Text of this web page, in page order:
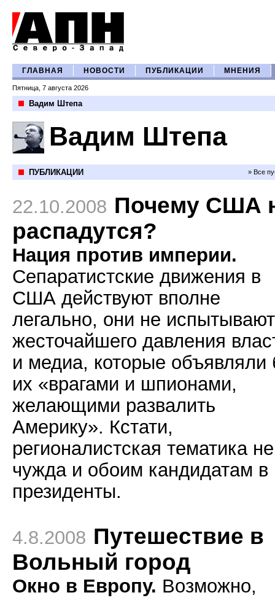
ГЛАВНАЯ НОВОСТИ ПУБЛИКАЦИИ МНЕНИЯ
Пятница, 7 августа 2026
Вадим Штепа
Вадим Штепа
ПУБЛИКАЦИИ » Все
22.10.2008 Почему США
распадутся?
Нация против империи.
Сепаратистские движения в
США действуют вполне
легально, они не испытывают
жесточайшего давления
и медиа, которые объявляли
их «врагами и шпионами,
желающими развалить
Америку». Кстати,
регионалистская тематика не
чужда и обоим кандидатам в
президенты.
4.8.2008 Путешествие в
Вольный город
Окно в Европу. Возможно,